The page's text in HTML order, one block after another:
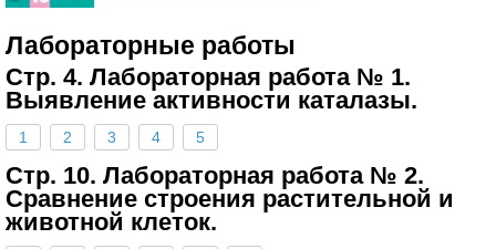
Лабораторные работы
Стр. 4. Лабораторная работа № 1.
Выявление активности каталазы.
1 2 3 4 5
Стр. 10. Лабораторная работа № 2.
Сравнение строения растительной и
животной клеток.